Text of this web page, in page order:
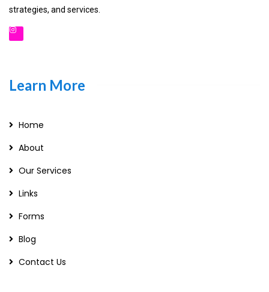
strategies, and services.
Learn More
Home
About
Our Services
Links
Forms
Blog
Contact Us